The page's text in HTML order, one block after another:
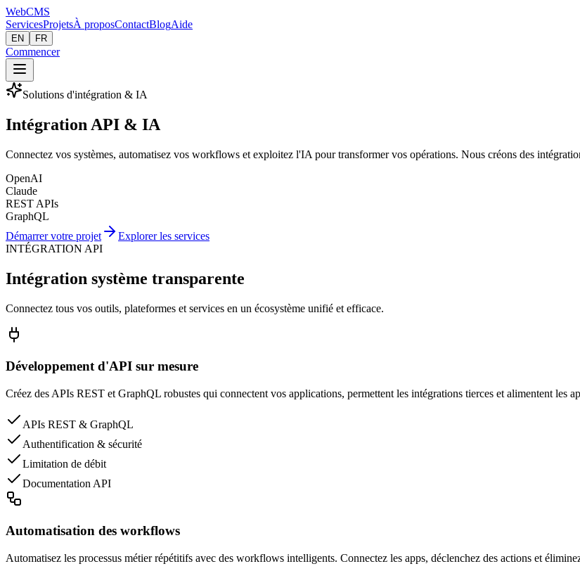
WebCMS
ServicesProjetsÀ proposContactBlogAide
EN FR
Commencer
Solutions d'intégration & IA
Intégration API & IA
Connectez vos systèmes, automatisez vos workflows et exploitez l'IA pour transformer vos opérations. Nous créons des
OpenAI
Claude
REST APIs
GraphQL
Démarrer votre projet
Explorer les services
INTÉGRATION API
Intégration système transparente
Connectez tous vos outils, plateformes et services en un écosystème unifié et efficace.
Développement d'API sur mesure
Créez des APIs REST et GraphQL robustes qui connectent vos applications, permettent les intégrations tierces et alimentent les
APIs REST & GraphQL
Authentification & sécurité
Limitation de débit
Documentation API
Automatisation des workflows
Automatisez les processus métier répétitifs avec des workflows intelligents. Connectez les apps, déclenchez des actions et